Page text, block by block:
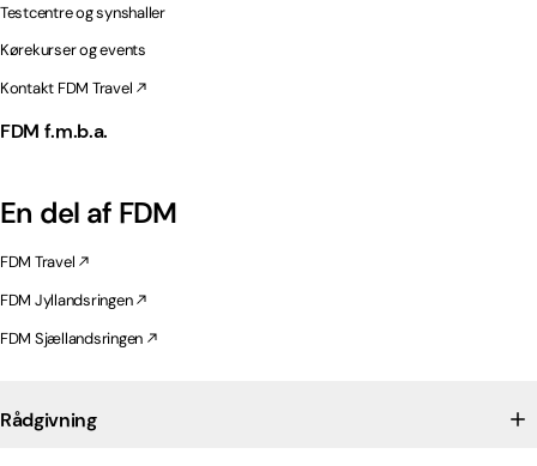
Testcentre og synshaller
Kørekurser og events
Kontakt FDM Travel
FDM f.m.b.a.
En del af FDM
FDM Travel
FDM Jyllandsringen
FDM Sjællandsringen
Rådgivning